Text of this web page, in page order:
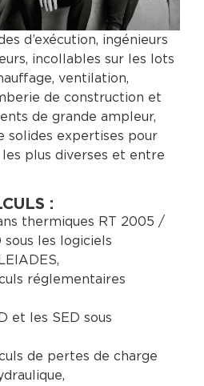
d’exécution, ingénieurs
incollables sur les lots
ventilation,
de construction et
de grande ampleur,
solides expertises pour
plus diverses et entre
:
thermiques RT 2005 /
sous les logiciels
réglementaires
et les SED sous
de pertes de charge